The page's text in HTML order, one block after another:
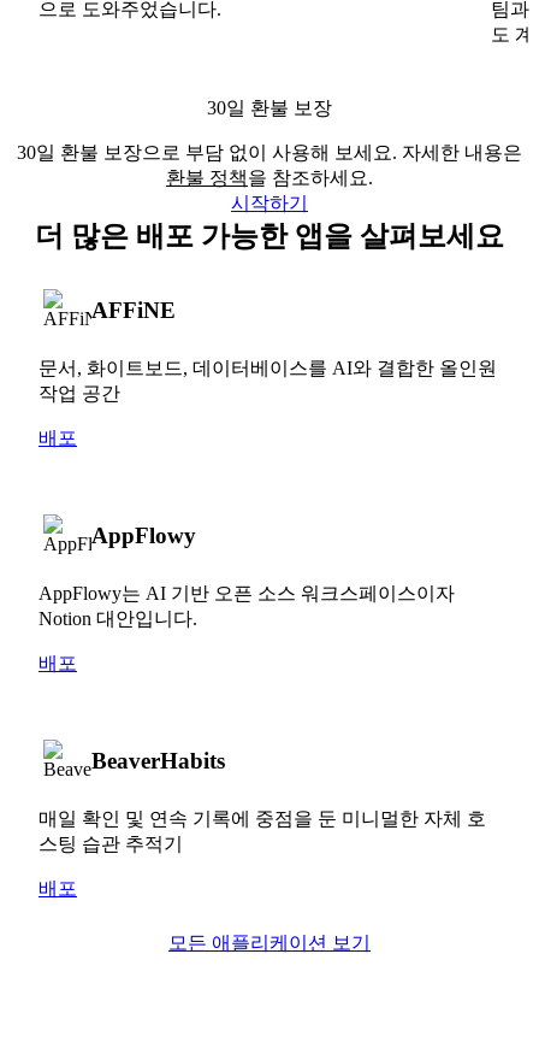
으로 도와주었습니다.
팀과
도
30일 환불 보장
30일 환불 보장으로 부담 없이 사용해 보세요. 자세한 내용은
환불 정책을 참조하세요.
시작하기
더 많은 배포 가능한 앱을 살펴보세요
AFFiNE
문서, 화이트보드, 데이터베이스를 AI와 결합한 올인원
작업 공간
배포
AppFlowy
AppFlowy는 AI 기반 오픈 소스 워크스페이스이자
Notion 대안입니다.
배포
BeaverHabits
매일 확인 및 연속 기록에 중점을 둔 미니멀한 자체 호
스팅 습관 추적기
배포
모든 애플리케이션 보기